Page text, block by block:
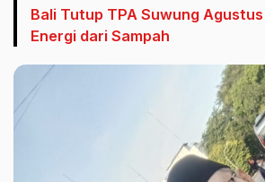
Bali Tutup TPA Suwung
Energi dari Sampah